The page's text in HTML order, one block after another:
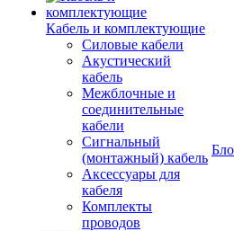
Кабель и комплектующие
Силовые кабели
Акустический
кабель
Межблочные и
соединительные
кабели
Сигнальный
(монтажный) кабель
Аксессуары для
кабеля
Комплекты
проводов